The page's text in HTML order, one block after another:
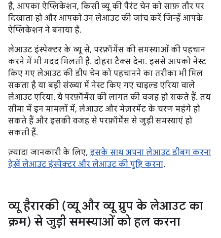
है, आपका ऐप्लिकेशन, किसी व्यू की पैरंट चेन को साफ़ तौर पर
दिखाता हो और आपको उन लेआउट की जांच करें जिन्हें आपके
ऐप्लिकेशन ने बनाया है.
लेआउट इंस्पेक्टर के व्यू से, परफ़ॉर्मेंस की समस्याओं की पहचान
करने में भी मदद मिलती है. दोहरा टैक्स देना. इससे आपको नेस्ट
किए गए लेआउट की डीप चेन को पहचानने का तरीका भी मिल
सकता है या बड़ी संख्या में नेस्ट किए गए चाइल्ड एरिया वाले
लेआउट एरिया. ये परफ़ॉर्मेंस की लागत की वजह हो सकते हैं. तय
सीमा में इन मामलों में, लेआउट और मेज़रमेंट के चरण महंगे हो
सकते हैं और इसकी वजह से परफ़ॉर्मेंस से जुड़ी समस्याएं हो
सकती हैं.
ज़्यादा जानकारी के लिए, इसके साथ अपना लेआउट डीबग करना
देखें लेआउट इंस्पेक्टर और लेआउट की पुष्टि करना.
व्यू हैरारकी (व्यू और व्यू ग्रुप के लेआउट का
क्रम) से जुड़ी समस्याओं को हल करना